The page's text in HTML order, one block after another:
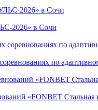
2026» в Сочи
по
«FONBET Стальная